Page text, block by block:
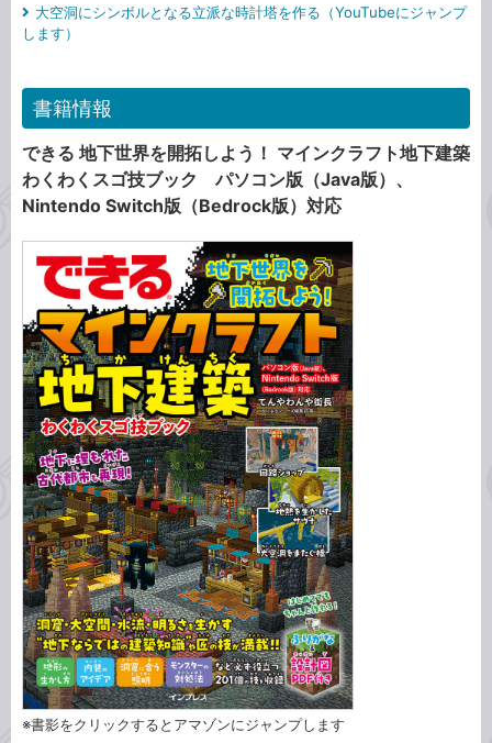
大空洞にシンボルとなる立派な時計塔を作る（YouTubeにジャンプ
します）
書籍情報
できる 地下世界を開拓しよう！ マインクラフト地下建築
わくわくスゴ技ブック パソコン版（Java版）、
Nintendo Switch版（Bedrock版）対応
※書影をクリックするとアマゾンにジャンプします